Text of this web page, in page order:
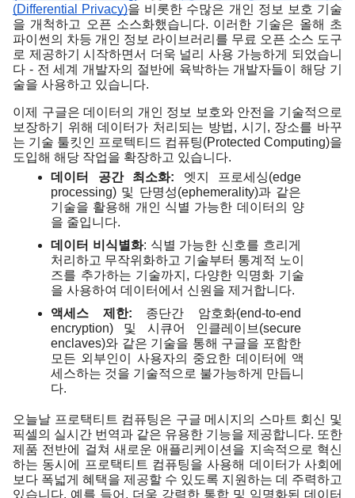
(Differential Privacy)을 비롯한 수많은 개인 정보 보호 기술
을 개척하고 오픈 소스화했습니다. 이러한 기술은 올해 초
파이썬의 차등 개인 정보 라이브러리를 무료 오픈 소스 도구
로 제공하기 시작하면서 더욱 널리 사용 가능하게 되었습니
다 - 전 세계 개발자의 절반에 육박하는 개발자들이 해당 기
술을 사용하고 있습니다.
이제 구글은 데이터의 개인 정보 보호와 안전을 기술적으로
보장하기 위해 데이터가 처리되는 방법, 시기, 장소를 바꾸
는 기술 툴킷인 프로텍티드 컴퓨팅(Protected Computing)을
도입해 해당 작업을 확장하고 있습니다.
데이터 공간 최소화: 엣지 프로세싱(edge
processing) 및 단명성(ephemerality)과 같은
기술을 활용해 개인 식별 가능한 데이터의 양
을 줄입니다.
데이터 비식별화: 식별 가능한 신호를 흐리게
처리하고 무작위화하고 기술부터 통계적 노이
즈를 추가하는 기술까지, 다양한 익명화 기술
을 사용하여 데이터에서 신원을 제거합니다.
액세스 제한: 종단간 암호화(end-to-end
encryption) 및 시큐어 인클레이브(secure
enclaves)와 같은 기술을 통해 구글을 포함한
모든 외부인이 사용자의 중요한 데이터에 액
세스하는 것을 기술적으로 불가능하게 만듭니
다.
오늘날 프로택티트 컴퓨팅은 구글 메시지의 스마트 회신 및
픽셀의 실시간 번역과 같은 유용한 기능을 제공합니다. 또한
제품 전반에 걸쳐 새로운 애플리케이션을 지속적으로 혁신
하는 동시에 프로택티트 컴퓨팅을 사용해 데이터가 사회에
보다 폭넓게 혜택을 제공할 수 있도록 지원하는 데 주력하고
있습니다. 예를 들어, 더욱 강력한 통합 및 익명화된 데이터